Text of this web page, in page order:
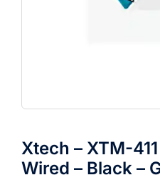
Xtech – XTM-
Wired – Black –